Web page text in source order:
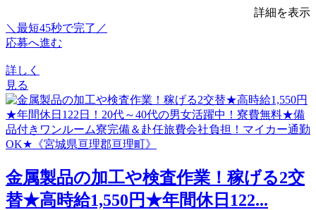
詳細を表示
＼最短45秒で完了／
応募へ進む
詳しく
見る
金属製品の加工や検査作業！稼げる2交
替★高時給1,550円★年間休日122...